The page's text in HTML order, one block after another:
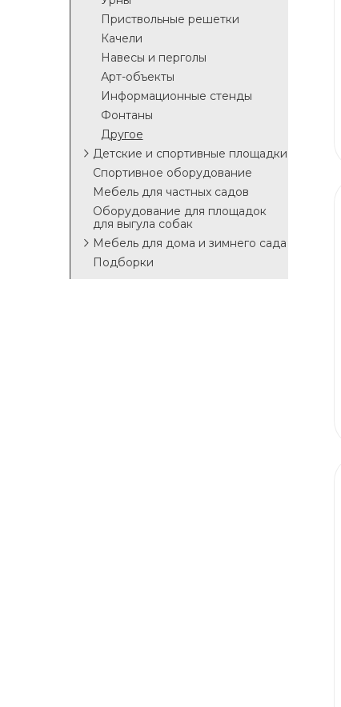
Приствольные решетки
Качели
Навесы и перголы
Арт-объекты
Информационные стенды
Фонтаны
Другое
Детские и спортивные площадки
Спортивное оборудование
Мебель для частных садов
Оборудование для площадок
для выгула собак
Мебель для дома и зимнего сада
Подборки